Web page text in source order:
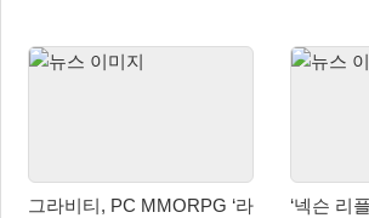
그라비티, PC MMORPG ‘라
‘넥슨 리